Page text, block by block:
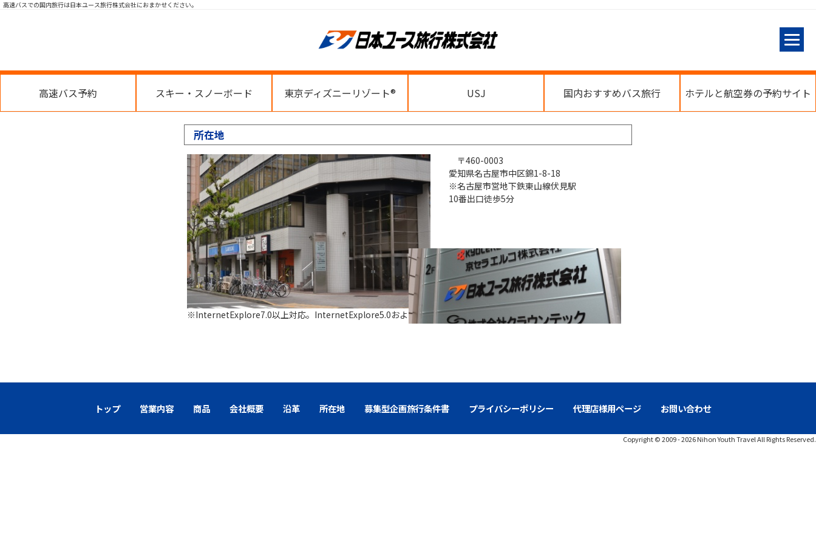
高速バスでの国内旅行は日本ユース旅行株式会社におまかせください。
高速バス予約 スキー・スノーボード 東京ディズニーリゾート® USJ 国内おすすめバス旅行 ホテルと航空券の予約サイト
所在地
〒460-0003
愛知県名古屋市中区錦1-8-18
※名古屋市営地下鉄東山線伏見駅
10番出口徒歩5分
※InternetExplore7.0以上対応。InternetExplore5.0および6.0をご利用の方は こちらからご覧ください。
トップ 営業内容 商品 会社概要 沿革 所在地 募集型企画旅行条件書 プライバシーポリシー 代理店様用ページ お問い合わせ
Copyright © 2009 - 2026 Nihon Youth Travel All Rights Reserved.